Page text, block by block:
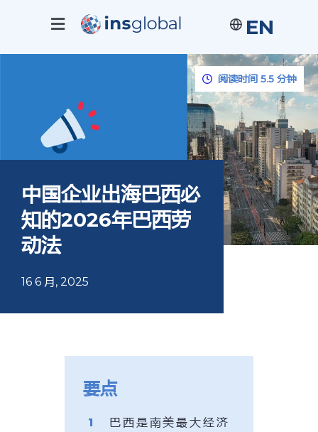
EN
阅读时间 5.5 分钟
中国企业出海巴西必
知的2026年巴西劳
动法
16 6 月, 2025
要点
巴西是南美最大经济